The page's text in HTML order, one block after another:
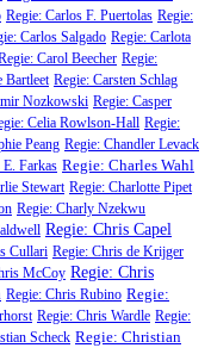
Regie: Carlos F. Puertolas Regie:
Carlos Salgado Regie: Carlota
Carol Beecher Regie:
Bartleet Regie: Carsten Schlag
Nozkowski Regie: Casper
Celia Rowlson-Hall Regie:
Peang Regie: Chandler Levack
E. Farkas Regie: Charles Wahl
Stewart Regie: Charlotte Pipet
Regie: Charly Nzekwu
Regie: Chris Capel
Cullari Regie: Chris de Krijger
McCoy Regie: Chris
Regie: Chris Rubino Regie:
Regie: Chris Wardle Regie:
Scheck Regie: Christian